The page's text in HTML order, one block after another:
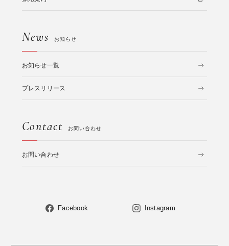
News お知らせ
お知らせ一覧
プレスリリース
Contact お問い合わせ
お問い合わせ
Facebook Instagram